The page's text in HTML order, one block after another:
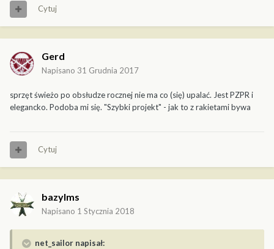
Cytuj
Gerd
Napisano 31 Grudnia 2017
sprzęt świeżo po obsłudze rocznej nie ma co (się) upalać. Jest PZPR i
elegancko. Podoba mi się. "Szybki projekt" - jak to z rakietami bywa
Cytuj
bazylms
Napisano 1 Stycznia 2018
net_sailor napisał: